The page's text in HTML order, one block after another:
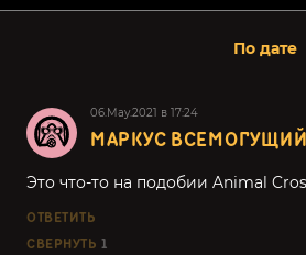
По дате
06.May.2021 в 17:24
МАРКУС ВСЕМОГУЩИЙ
Это что-то на подобии Animal
ОТВЕТИТЬ
СВЕРНУТЬ 1